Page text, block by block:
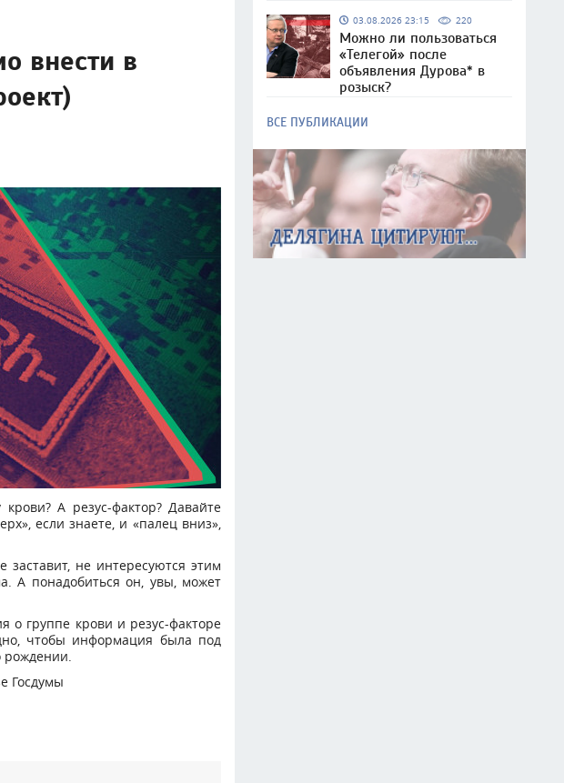
внести в
А резус-фактор? Давайте
если знаете, и «палец вниз»,
не интересуются этим
А понадобиться он, увы, может
о группе крови и резус-факторе
чтобы информация была под
рождении.
Госдумы
03.08.2026 23:15 220
Можно ли пользоваться
«Телегой» после
объявления Дурова* в
розыск?
ВСЕ ПУБЛИКАЦИИ